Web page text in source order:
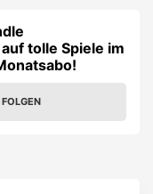
tolle Spiele im